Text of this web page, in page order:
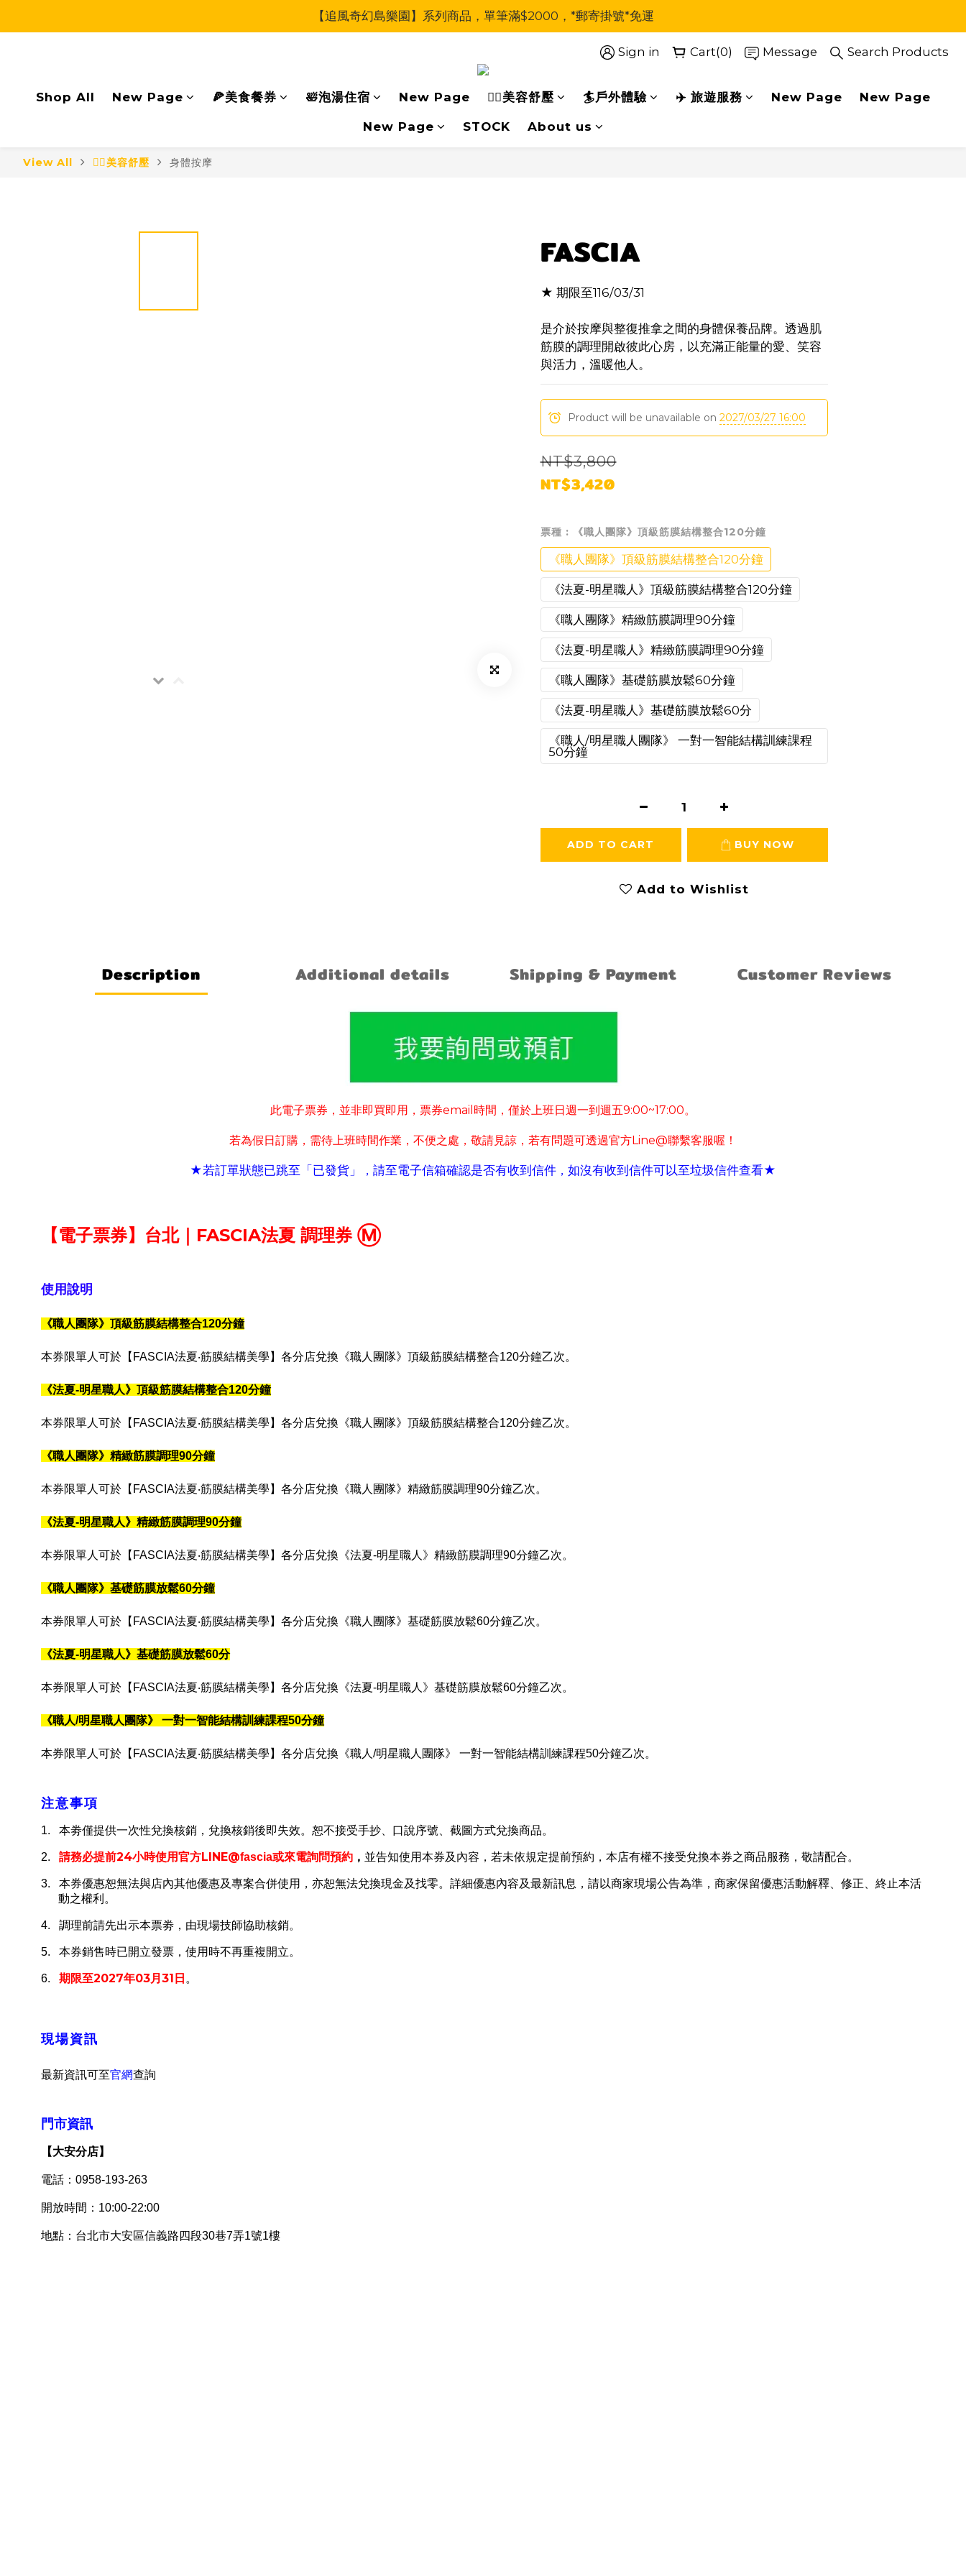
【追風奇幻島樂園】系列商品，單筆滿$2000，*郵寄掛號*免運
Sign in Cart(0) Message Search Products
Shop All New Page 🍕美食餐券 🛀泡湯住宿 New Page 🧖‍♀美容舒壓 🏄戶外體驗 ✈️ 旅遊服務 New Page New Page
New Page STOCK About us
View All 🧖‍♀美容舒壓 身體按摩
FASCIA
★ 期限至116/03/31
是介於按摩與整復推拿之間的身體保養品牌。透過肌
筋膜的調理開啟彼此心房，以充滿正能量的愛、笑容
與活力，溫暖他人。
Product will be unavailable on 2027/03/27 16:00
NT$3,800
NT$3,420
票種 : 《職人團隊》頂級筋膜結構整合120分鐘
《職人團隊》頂級筋膜結構整合120分鐘
《法夏-明星職人》頂級筋膜結構整合120分鐘
《職人團隊》精緻筋膜調理90分鐘
《法夏-明星職人》精緻筋膜調理90分鐘
《職人團隊》基礎筋膜放鬆60分鐘
《法夏-明星職人》基礎筋膜放鬆60分
《職人/明星職人團隊》 一對一智能結構訓練課程
50分鐘
ADD TO CART BUY NOW
Add to Wishlist
Description Additional details Shipping & Payment Customer Reviews
此電子票券 ， 並非即買即用 ， 票券email 時間 ， 僅於上班日週一到週五9:00~17:00。
若為假日訂購 ， 需待上班時間作業 ， 不便之處 ， 敬請見諒 ， 若有問題可透過官方Line@聯繫客服喔！
★若訂單狀態已跳至「已發貨」 ， 請至電子信箱確認是否有收到信件 ， 如沒有收到信件可以至垃圾信件查看★
【電子票券】台北｜FASCIA法夏 調理券 Ⓜ
使用說明
《職人團隊》頂級筋膜結構整合120分鐘
本券限單人可於【FASCIA法夏‧筋膜結構美學】各分店兌換《職人團隊》頂級筋膜結構整合120分鐘乙次。
《法夏-明星職人》頂級筋膜結構整合120分鐘
本券限單人可於【FASCIA法夏‧筋膜結構美學】各分店兌換《職人團隊》頂級筋膜結構整合120分鐘乙次。
《職人團隊》精緻筋膜調理90分鐘
本券限單人可於【FASCIA法夏‧筋膜結構美學】各分店兌換《職人團隊》精緻筋膜調理90分鐘乙次。
《法夏-明星職人》精緻筋膜調理90分鐘
本券限單人可於【FASCIA法夏‧筋膜結構美學】各分店兌換《法夏-明星職人》精緻筋膜調理90分鐘乙次。
《職人團隊》基礎筋膜放鬆60分鐘
本券限單人可於【FASCIA法夏‧筋膜結構美學】各分店兌換《職人團隊》基礎筋膜放鬆60分鐘乙次。
《法夏-明星職人》基礎筋膜放鬆60分
本券限單人可於【FASCIA法夏‧筋膜結構美學】各分店兌換《法夏-明星職人》基礎筋膜放鬆60分鐘乙次。
《職人/明星職人團隊》 一對一智能結構訓練課程50分鐘
本券限單人可於【FASCIA法夏‧筋膜結構美學】各分店兌換《職人/明星職人團隊》 一對一智能結構訓練課程50分鐘乙次。
注意事項
1. 本劵僅提供一次性兌換核銷，兌換核銷後即失效。恕不接受手抄、口說序號、截圖方式兌換商品。
2. 請務必提前24小時使用官方LINE@fascia或來電詢問預約 ， 並告知使用本券及內容，若未依規定提前預約，本店有權不接受兌換本券之商品服務，敬請配合。
3.
本券優惠恕無法與店內其他優惠及專案合併使用，亦恕無法兌換現金及找零。詳細優惠內容及最新訊息，請以商家現場公告為準，商家保留優惠活動解釋、修正、終止本活
動之權利。
4. 調理前請先出示本票劵，由現場技師協助核銷。
5. 本券銷售時已開立發票，使用時不再重複開立。
6. 期限至2027年03月 31 日 。
現場資訊
最新資訊可至官網查詢
門市資訊
【大安分店】
電話：0958-193-263
開放時間：10:00-22:00
地點：台北市大安區信義路四段30巷7弄1號1樓